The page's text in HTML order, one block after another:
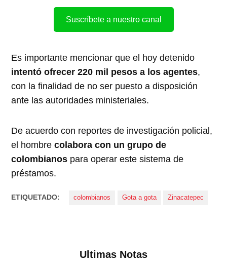
Suscríbete a nuestro canal
Es importante mencionar que el hoy detenido
intentó ofrecer 220 mil pesos a los agentes,
con la finalidad de no ser puesto a disposición
ante las autoridades ministeriales.
De acuerdo con reportes de investigación policial,
el hombrecolabora con un grupo de
colombianos para operar este sistema de
préstamos.
ETIQUETADO: colombianos Gota a gota Zinacatepec
Ultimas Notas